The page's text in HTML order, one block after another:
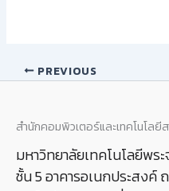
PREVIOUS
สำนักคอมพิวเตอร์และเทคโนโล
มหาวิทยาลัยเทคโนโลยีพร
ชั้น 5 อาคารอเนกประสงค์